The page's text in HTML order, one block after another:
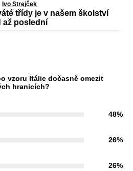
Ivo Strejček
třídy je v našem školství
až poslední
vzoru Itálie dočasně omezit
hranicích?
48%
26%
26%